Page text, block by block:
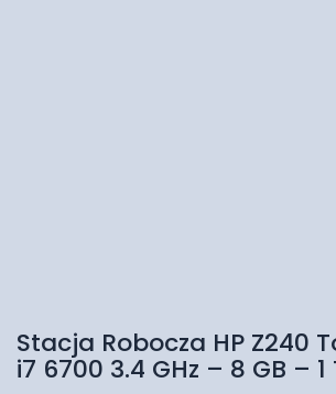
Stacja Robocza HP Z240
i7 6700 3.4 GHz – 8 GB – 1